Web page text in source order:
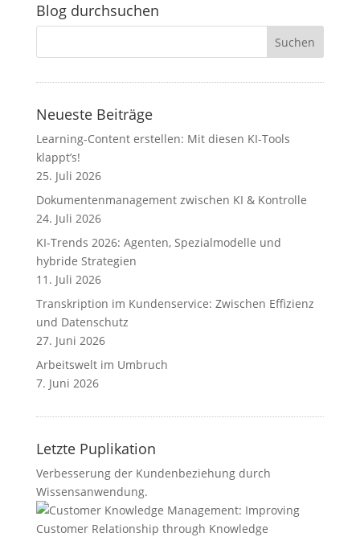
Blog durchsuchen
Neueste Beiträge
Learning-Content erstellen: Mit diesen KI-Tools
klappt’s!
25. Juli 2026
Dokumentenmanagement zwischen KI & Kontrolle
24. Juli 2026
KI-Trends 2026: Agenten, Spezialmodelle und
hybride Strategien
11. Juli 2026
Transkription im Kundenservice: Zwischen Effizienz
und Datenschutz
27. Juni 2026
Arbeitswelt im Umbruch
7. Juni 2026
Letzte Puplikation
Verbesserung der Kundenbeziehung durch
Wissensanwendung.